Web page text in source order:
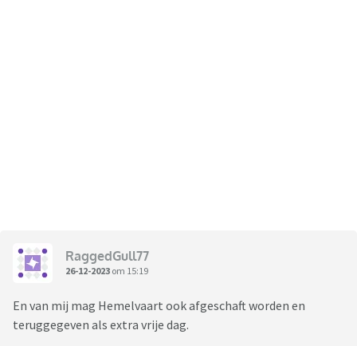
RaggedGull77
26-12-2023 om 15:19
En van mij mag Hemelvaart ook afgeschaft worden en
teruggegeven als extra vrije dag.